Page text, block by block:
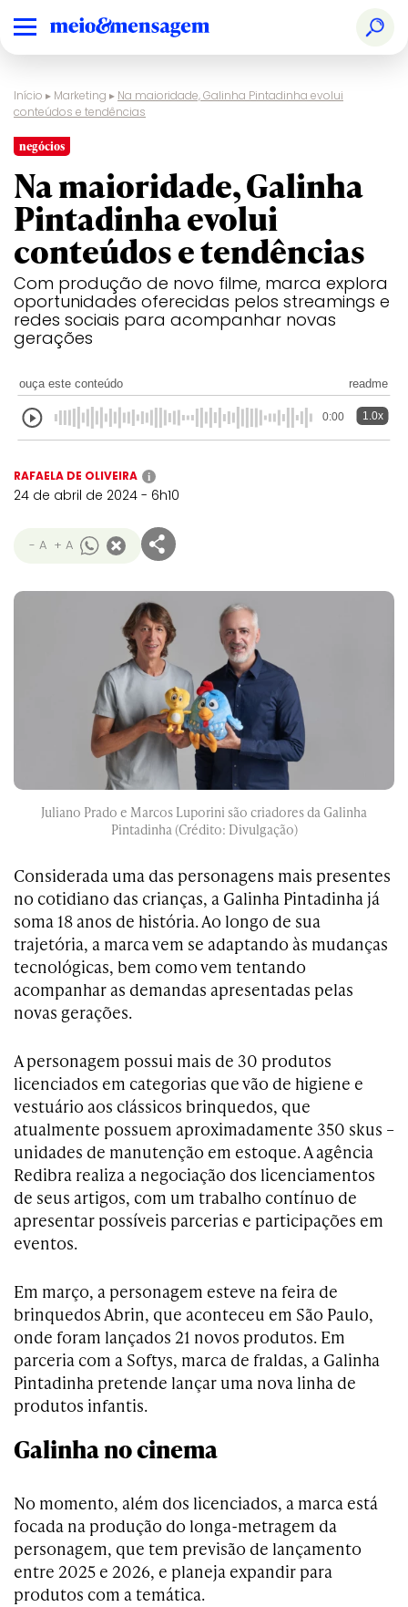
Início ▸ Marketing ▸ Na maioridade, Galinha Pintadinha evolui
conteúdos e tendências
negócios
Na maioridade, Galinha
Pintadinha evolui
conteúdos e tendências
Com produção de novo filme, marca explora
oportunidades oferecidas pelos streamings e
redes sociais para acompanhar novas
gerações
ouça este conteúdo readme
0:00 1.0x
RAFAELA DE OLIVEIRA i
24 de abril de 2024 - 6h10
- A + A
Juliano Prado e Marcos Luporini são criadores da Galinha
Pintadinha (Crédito: Divulgação)
Considerada uma das personagens mais presentes
no cotidiano das crianças, a Galinha Pintadinha já
soma 18 anos de história. Ao longo de sua
trajetória, a marca vem se adaptando às mudanças
tecnológicas, bem como vem tentando
acompanhar as demandas apresentadas pelas
novas gerações.
A personagem possui mais de 30 produtos
licenciados em categorias que vão de higiene e
vestuário aos clássicos brinquedos, que
atualmente possuem aproximadamente 350 skus –
unidades de manutenção em estoque. A agência
Redibra realiza a negociação dos licenciamentos
de seus artigos, com um trabalho contínuo de
apresentar possíveis parcerias e participações em
eventos.
Em março, a personagem esteve na feira de
brinquedos Abrin, que aconteceu em São Paulo,
onde foram lançados 21 novos produtos. Em
parceria com a Softys, marca de fraldas, a Galinha
Pintadinha pretende lançar uma nova linha de
produtos infantis.
Galinha no cinema
No momento, além dos licenciados, a marca está
focada na produção do longa-metragem da
personagem, que tem previsão de lançamento
entre 2025 e 2026, e planeja expandir para
produtos com a temática.